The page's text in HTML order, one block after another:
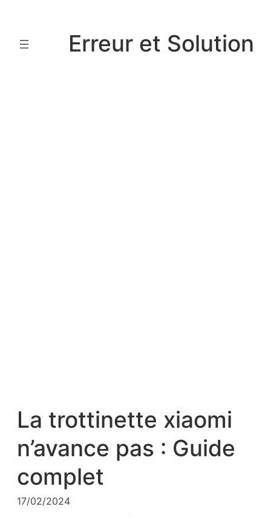
contenu
Erreur et Solution
La trottinette xiaomi
n’avance pas : Guide
complet
17/02/2024